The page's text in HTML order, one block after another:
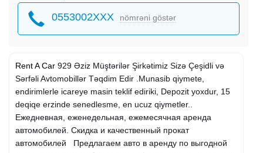
0553002XXX nömrəni göstər
Rent A Car 929 Əziz Müştərilər Şirkətimiz Sizə Çeşidli və
Sərfəli Avtomobillər Təqdim Edir .Munasib qiymete,
endirimlerle icareye masin teklif ediriki, Depozit yoxdur, 15
deqiqe erzinde senedlesme, en ucuz qiymetler..
Ежедневная, еженедельная, ежемесячная аренда
автомобилей. Скидка и качественный прокат
автомобилей Предлагаем авто в аренду по выгодной